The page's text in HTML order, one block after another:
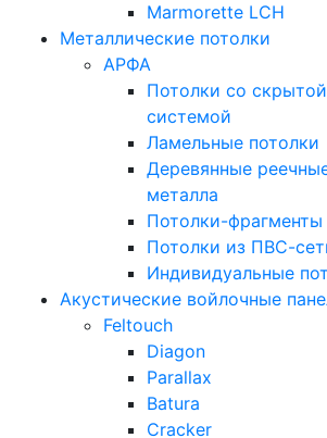
Marmorette LCH
Металлические потолки
АРФА
Потолки со
системой
Ламельные потолки
Деревянные
металла
Потолки-фрагменты
Потолки из ПВС-
Индивидуальные
Акустические войлочные
Feltouch
Diagon
Parallax
Batura
Cracker